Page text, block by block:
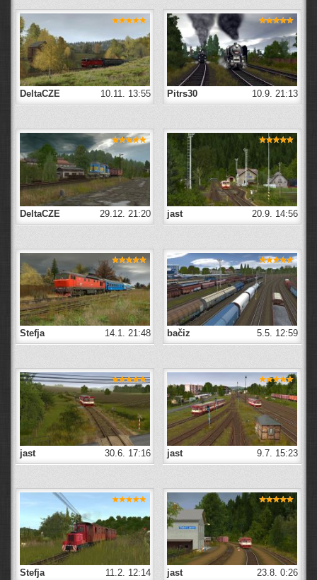
DeltaCZE 10.11. 13:55 Pitrs30 10.9. 21:13
DeltaCZE 29.12. 21:20 jast 20.9. 14:56
Stefja 14.1. 21:48 bačiz 5.5. 12:59
jast 30.6. 17:16 jast 9.7. 15:23
Stefja 11.2. 12:14 jast 23.8. 0:26